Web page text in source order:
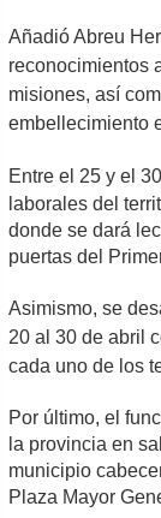
Añadió Abreu
reconocimientos
misiones, así
embellecimiento
Entre el 25 y el
laborales del
donde se dará
puertas del
Asimismo,se
20 al 30 de abril
cada uno de los
Por último, el
la provincia en
municipio
Plaza Mayor